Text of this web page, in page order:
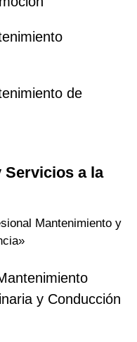
de
Servicios a la
Mantenimiento y
y Conducción